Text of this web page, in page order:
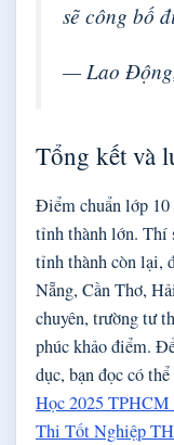
sẽ công bố
— Lao
Tổng kết và
Điểm chuẩn lớp 10
tỉnh thành lớn. Thí
tỉnh thành còn lại,
Nẵng, Cần Thơ,
chuyên, trường tư
phúc khảo điểm.
dục, bạn đọc có
Học 2025
Thi Tốt Nghiệp